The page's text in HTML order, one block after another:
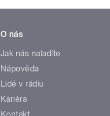
O nás
Jak nás naladíte
Nápověda
Lidé v rádiu
Kariéra
Kontakt